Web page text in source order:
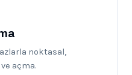
noktasal,
açma.